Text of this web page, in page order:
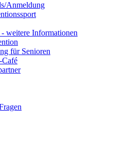
Anmeldung
- weitere Informationen
für Senioren
Café